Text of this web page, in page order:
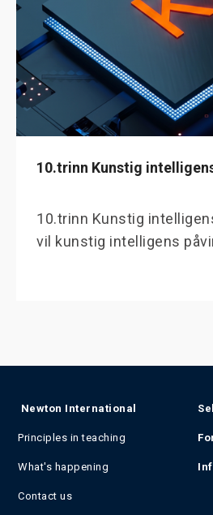
10.trinn Kunstig
10.trinn Kunstig
vil kunstig intelligens
Newton International
Principles in teaching
What's happening
Contact us